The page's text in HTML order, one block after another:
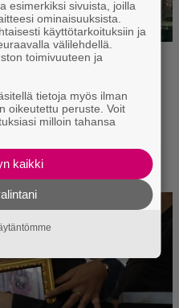
esimerkiksi sivuista, joilla
ominaisuuksista.
käyttötarkoituksiin ja
välilehdellä.
toimivuuteen ja
tietoja myös ilman
oikeutettu peruste. Voit
milloin tahansa
kaikki